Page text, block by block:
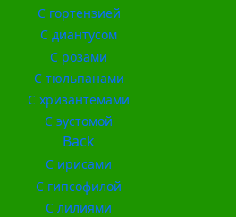
С гортензией
С диантусом
С розами
С тюльпанами
С хризантемами
С эустомой
Back
С ирисами
С гипсофилой
С лилиями